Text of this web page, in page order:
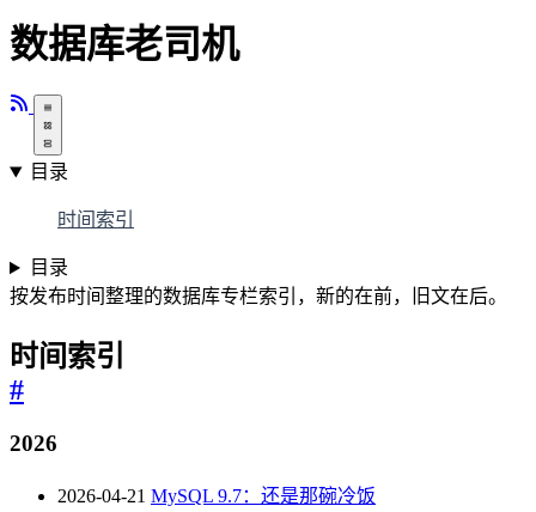
数据库老司机
目录
时间索引
目录
按发布时间整理的数据库专栏索引，新的在前，旧文在后。
时间索引
#
2026
2026-04-21 MySQL 9.7：还是那碗冷饭